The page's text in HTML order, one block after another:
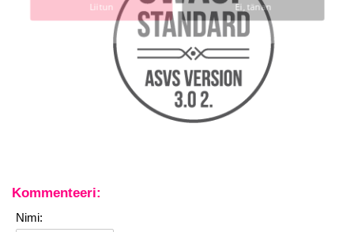
Kommenteeri:
Nimi:
Ei, tänan
Liitun